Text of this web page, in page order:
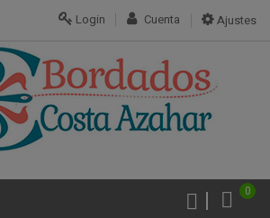
Ajustes
Cuenta
Login
0